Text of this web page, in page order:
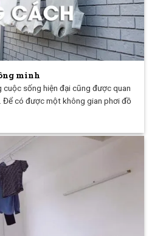
minh
sống hiện đại cũng được quan
Để có được một không gian phơi đồ